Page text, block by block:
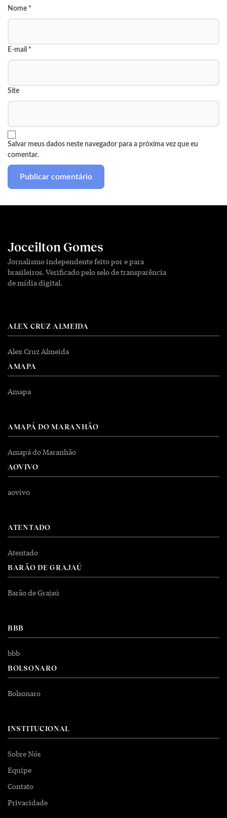
Nome *
E-mail *
Site
Salvar meus dados neste navegador para a próxima vez que eu
comentar.
Joceilton Gomes
Jornalismo independente feito por e para
brasileiros. Verificado pelo selo de transparência
de mídia digital.
ALEX CRUZ ALMEIDA
Alex Cruz Almeida
AMAPA
Amapa
AMAPÁ DO MARANHÃO
Amapá do Maranhão
AOVIVO
aovivo
ATENTADO
Atentado
BARÃO DE GRAJAÚ
Barão de Grajaú
BBB
bbb
BOLSONARO
Bolsonaro
INSTITUCIONAL
Sobre Nós
Equipe
Contato
Privacidade